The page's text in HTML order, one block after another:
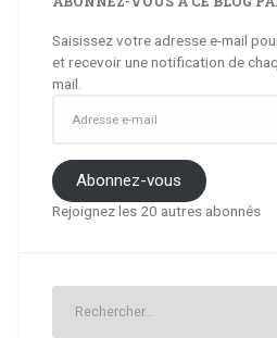
Saisissez votre adresse e-mail
et recevoir une notification de
mail.
mail
Abonnez-vous
Rejoignez les 20 autres abonnés